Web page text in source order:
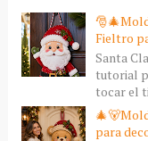
Fieltro
Santa
tutorial
tocar el
para